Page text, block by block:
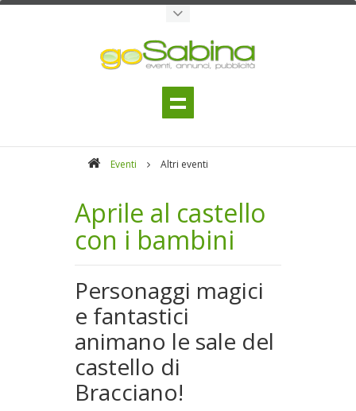
Eventi Altri eventi
Aprile al castello
con i bambini
Personaggi magici
e fantastici
animano le sale del
castello di
Bracciano!